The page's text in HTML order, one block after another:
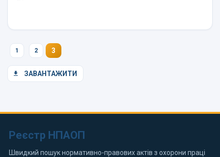
1 2 3
ЗАВАНТАЖИТИ
Реєстр НПАОП
Швидкий пошук нормативно-правових актів з охорони праці